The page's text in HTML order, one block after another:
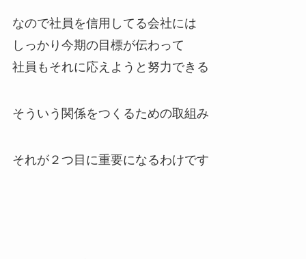
なので社員を信用してる会社には
しっかり今期の目標が伝わって
社員もそれに応えようと努力できる
そういう関係をつくるための取組み
それが２つ目に重要になるわけです